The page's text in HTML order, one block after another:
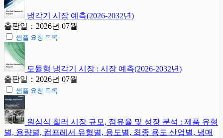
냉각기 시장 예측(2026-2032년)
출판일：2026년 07월
샘플 요청 목록
모듈형 냉각기 시장 : 시장 예측(2026-2032년)
출판일：2026년 07월
샘플 요청 목록
원심식 칠러 시장 규모, 점유율 및 성장 분석 : 제품 유형
별, 용량별, 컴프레서 유형별, 용도별, 최종 용도 산업별, 냉매